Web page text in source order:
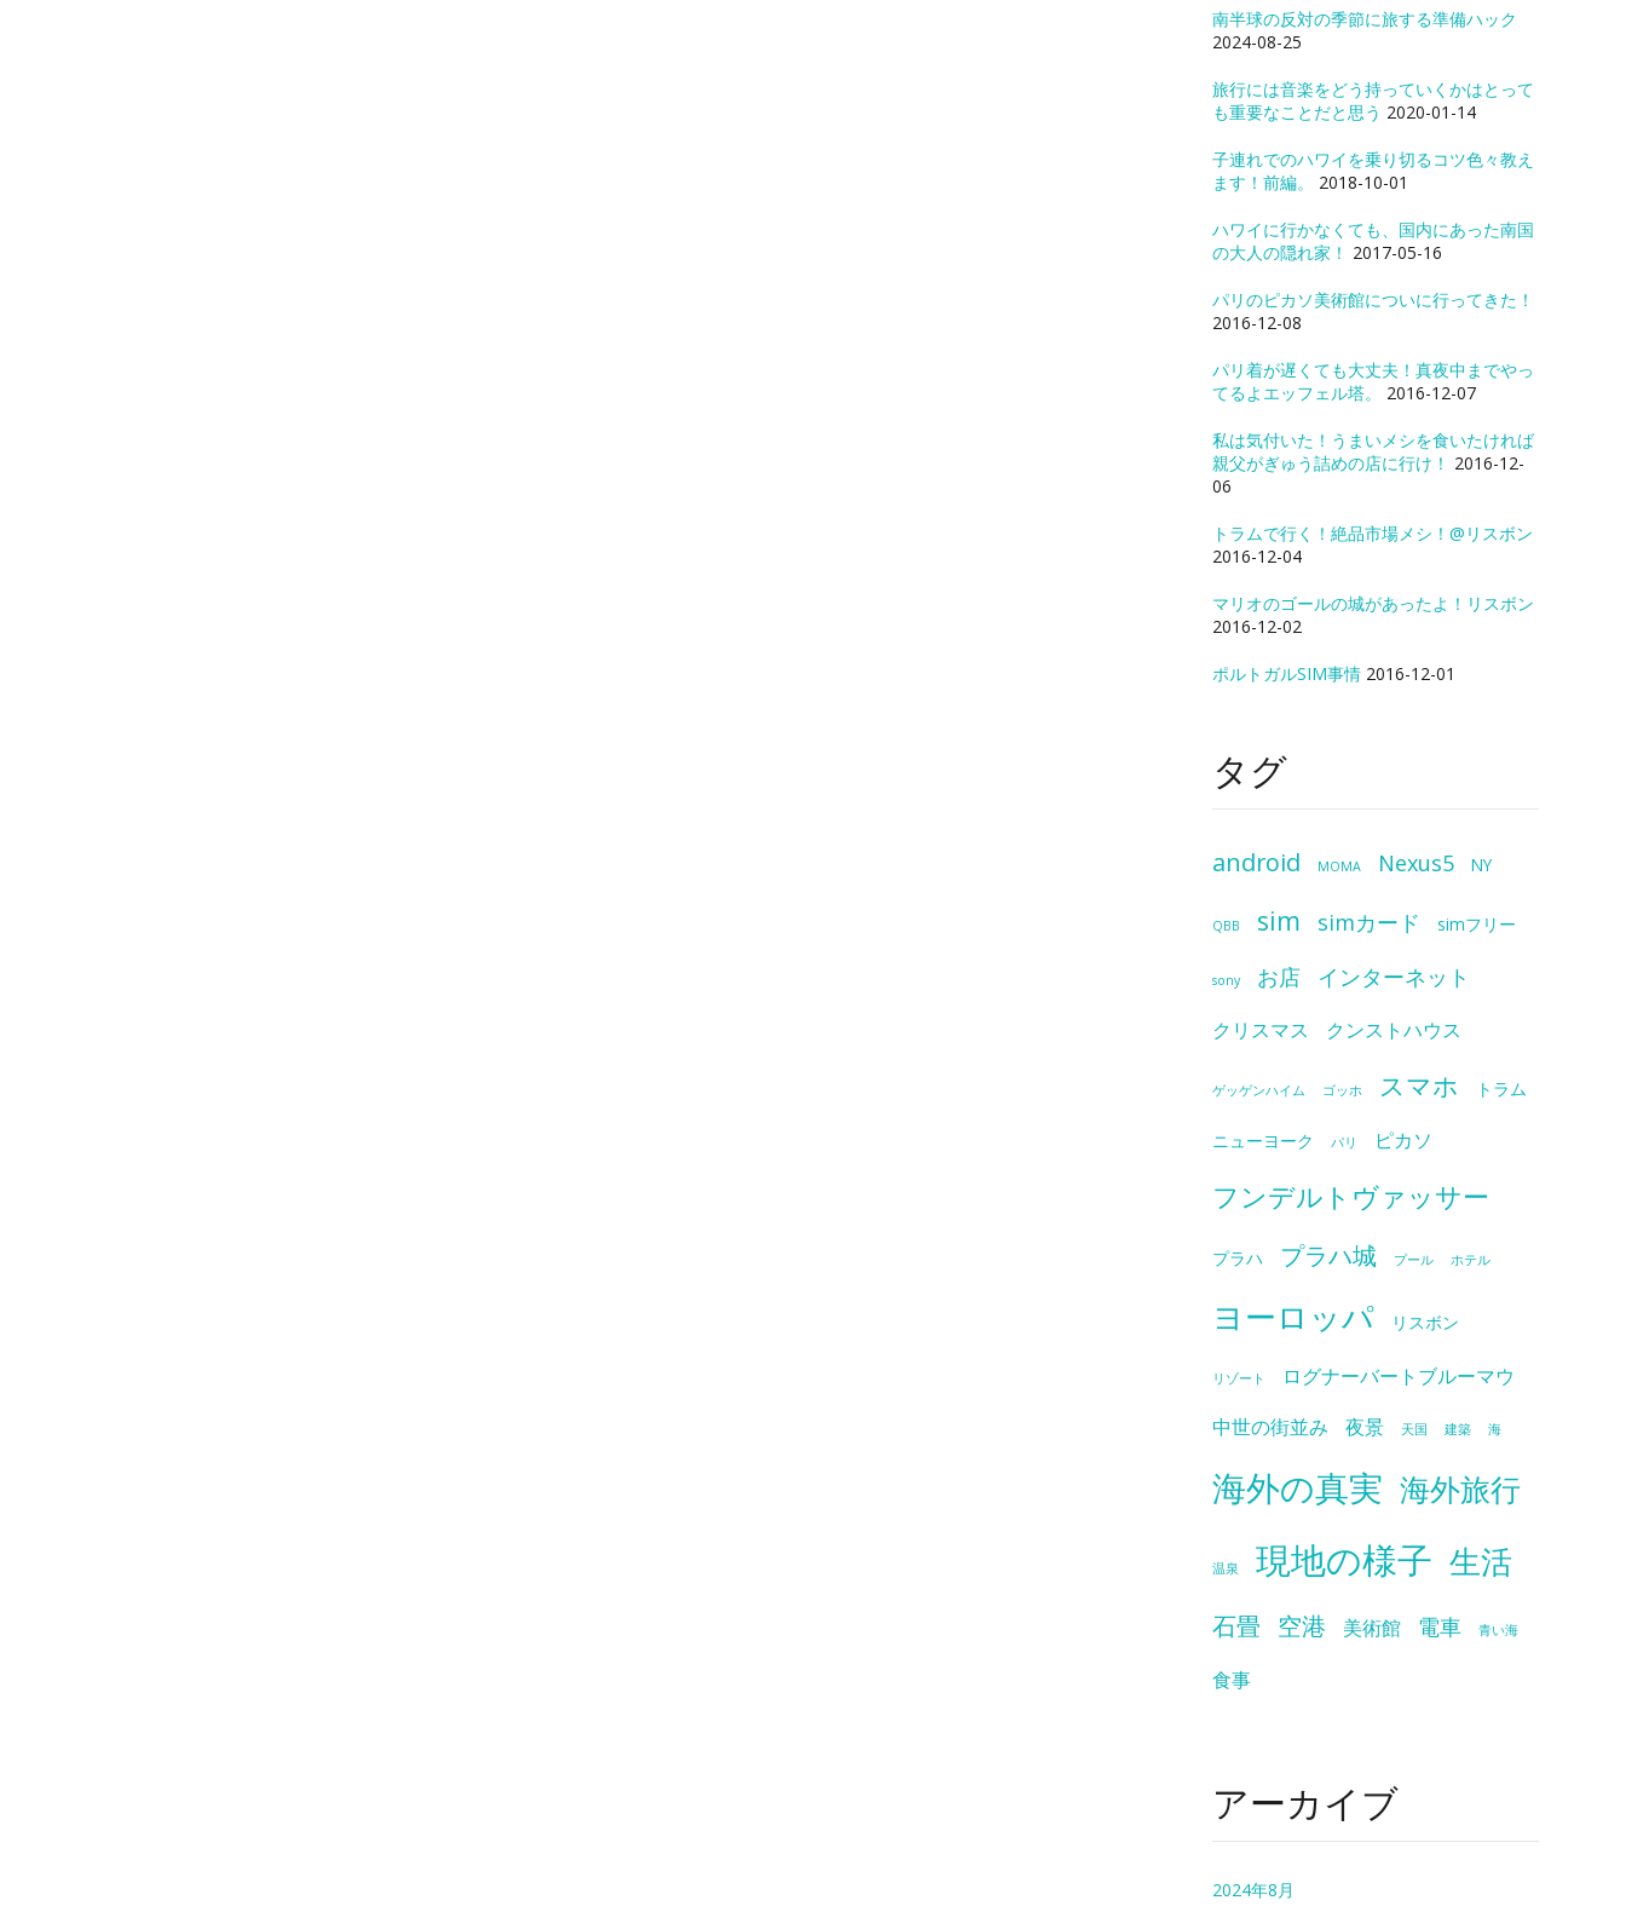
南半球の反対の季節に旅する準備ハック
2024-08-25
旅行には音楽をどう持っていくかはとって
も重要なことだと思う 2020-01-14
子連れでのハワイを乗り切るコツ色々教え
ます！前編。
2018-10-01
ハワイに行かなくても、国内にあった南国
の大人の隠れ家！ 2017-05-16
パリのピカソ美術館についに行ってきた！
2016-12-08
パリ着が遅くても大丈夫！真夜中までやっ
てるよエッフェル塔。
2016-12-07
私は気付いた！うまいメシを食いたければ
親父がぎゅう詰めの店に行け！ 2016-12-
06
トラムで行く！絶品市場メシ！@リスボン
2016-12-04
マリオのゴールの城があったよ！リスボン
2016-12-02
ポルトガルSIM事情 2016-12-01
タグ
android MOMA Nexus5 NY
QBB sim simカード simフリー
sony お店 インターネット
クリスマス クンストハウス
ゲッゲンハイム ゴッホ スマホ トラム
ニューヨーク パリ ピカソ
フンデルトヴァッサー
プラハ プラハ城 プール ホテル
ヨーロッパ リスボン
リゾート
ログナーバートブルーマウ
中世の街並み
夜景 天国 建築 海
海外の真実 海外旅行
温泉 現地の様子 生活
石畳 空港 美術館 電車 青い海
食事
アーカイブ
2024年8月